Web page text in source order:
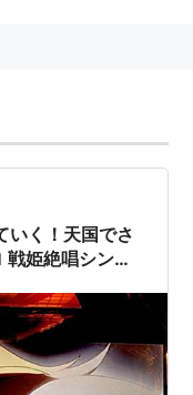
いく！天国でさ
姫絶唱シンフ